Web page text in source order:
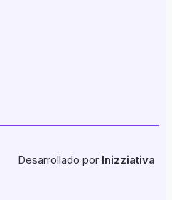
Desarrollado por Inizziativa